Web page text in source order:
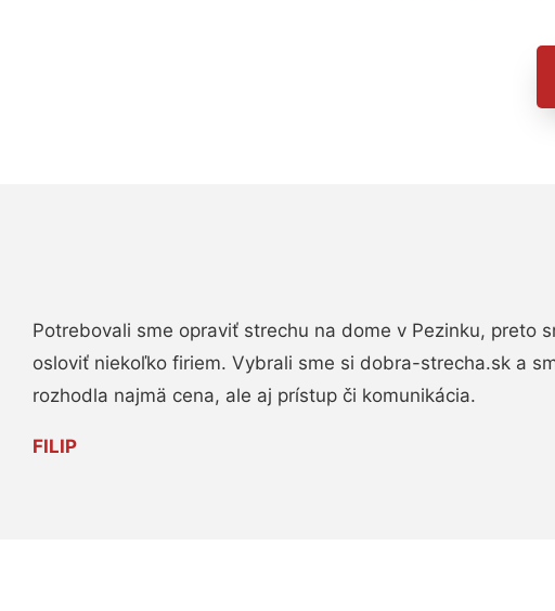
Potrebovali sme opraviť strechu na dome v Pezinku, preto
osloviť niekoľko firiem. Vybrali sme si dobra-strecha.sk a
rozhodla najmä cena, ale aj prístup či komunikácia.
FILIP